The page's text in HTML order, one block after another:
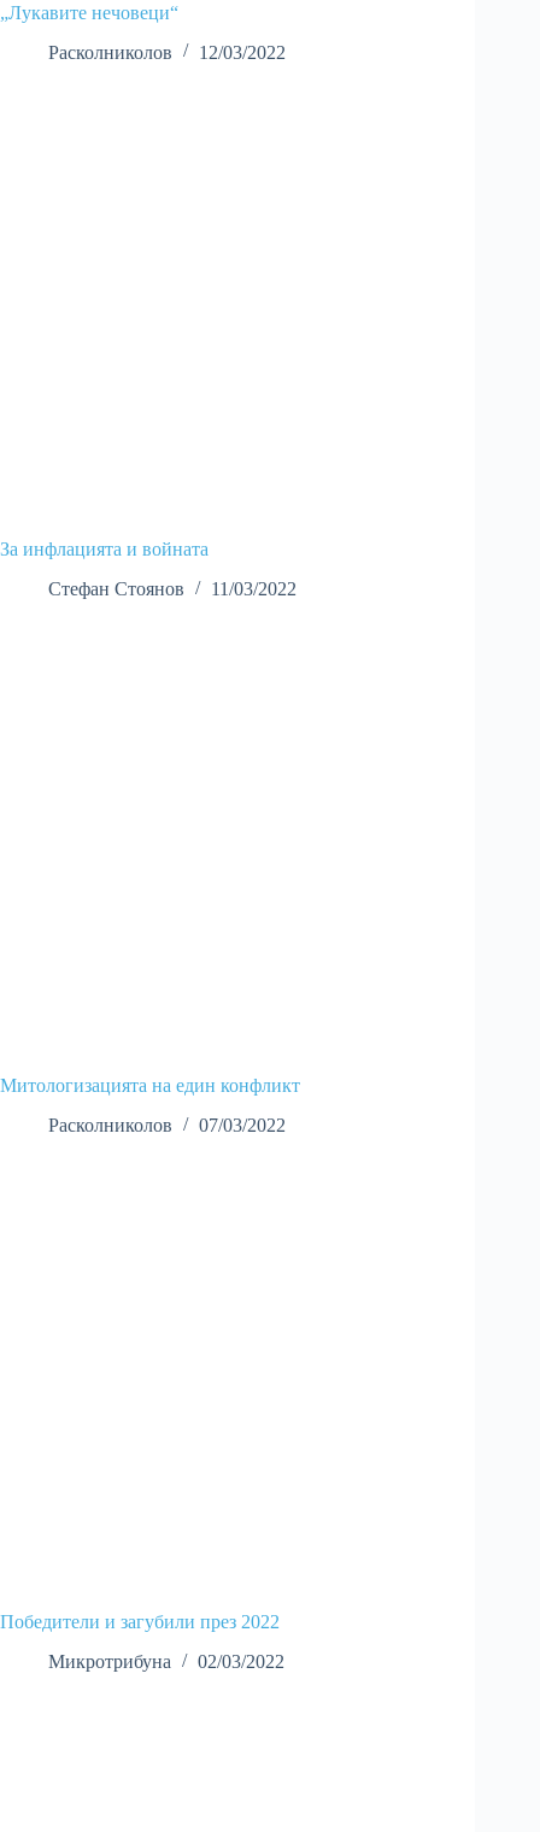
„Лукавите нечовеци“
Расколниколов
12/03/2022
За инфлацията и войната
Стефан Стоянов
11/03/2022
Митологизацията на един конфликт
Расколниколов
07/03/2022
Победители и загубили през 2022
Микротрибуна
02/03/2022